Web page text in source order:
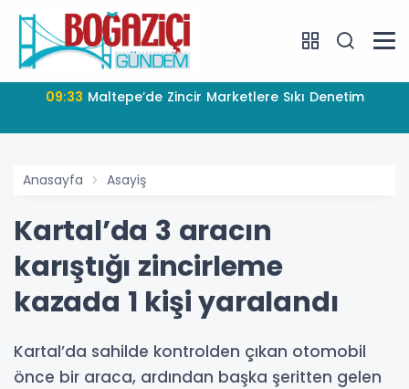
09:33 Maltepe’de Zincir Marketlere Sıkı Denetim
Anasayfa Asayiş
Kartal’da 3 aracın
karıştığı zincirleme
kazada 1 kişi yaralandı
Kartal’da sahilde kontrolden çıkan otomobil
önce bir araca, ardından başka şeritten gelen